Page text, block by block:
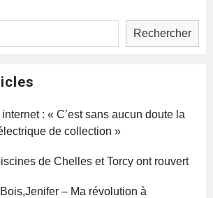
Rechercher
: « C’est sans aucun doute la
de collection »
de Chelles et Torcy ont rouvert
– Ma révolution à